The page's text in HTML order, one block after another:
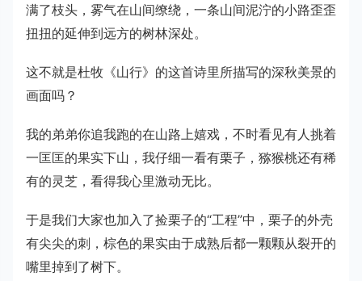
满了枝头，雾气在山间缭绕，一条山间泥泞的小路歪歪
扭扭的延伸到远方的树林深处。
这不就是杜牧《山行》的这首诗里所描写的深秋美景的
画面吗？
我的弟弟你追我跑的在山路上嬉戏，不时看见有人挑着
一匡匡的果实下山，我仔细一看有栗子，猕猴桃还有稀
有的灵芝，看得我心里激动无比。
于是我们大家也加入了捡栗子的“工程”中，栗子的外壳
有尖尖的刺，棕色的果实由于成熟后都一颗颗从裂开的
嘴里掉到了树下。